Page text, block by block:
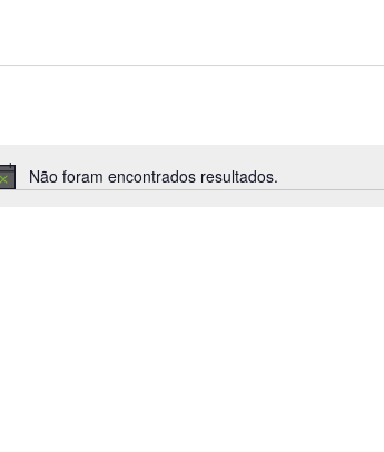
Aviso
Não foram encontrados resultados.